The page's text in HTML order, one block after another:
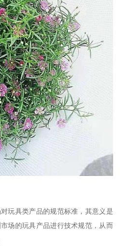
具类产品的规范标准，其意义是
场的玩具产品进行技术规范，从而